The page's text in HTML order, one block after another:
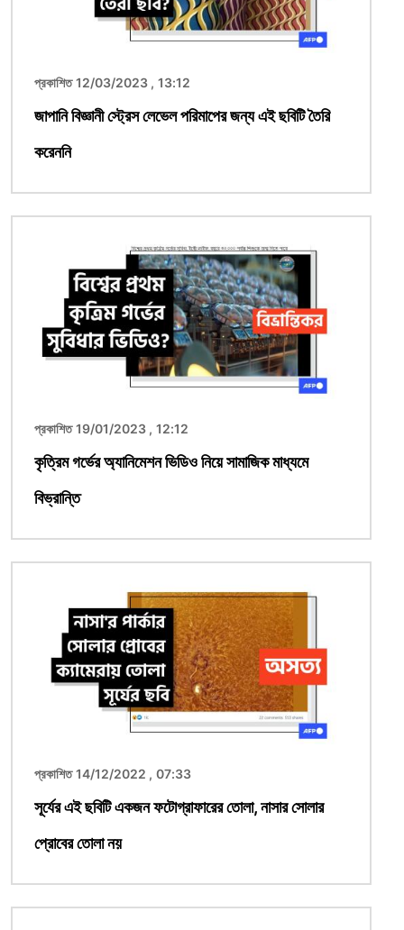
প্রকাশিত 12/03/2023 , 13:12
জাপানি বিজ্ঞানী স্ট্রেস লেভেল পরিমাপের জন্য এই ছবিটি তৈরি
করেননি
প্রকাশিত 19/01/2023 , 12:12
কৃত্রিম গর্ভের অ্যানিমেশন ভিডিও নিয়ে সামাজিক মাধ্যমে
বিভ্রান্তি
প্রকাশিত 14/12/2022 , 07:33
সূর্যের এই ছবিটি একজন ফটোগ্রাফারের তোলা, নাসার সোলার
প্রোবের তোলা নয়